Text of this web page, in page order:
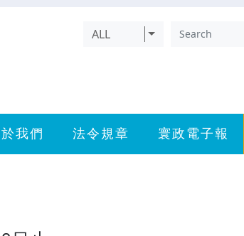
ALL
我們 法令規章 寰政電子報